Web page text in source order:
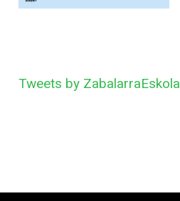
Tweets by ZabalarraEskola